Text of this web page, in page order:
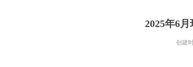
2025年6
创建